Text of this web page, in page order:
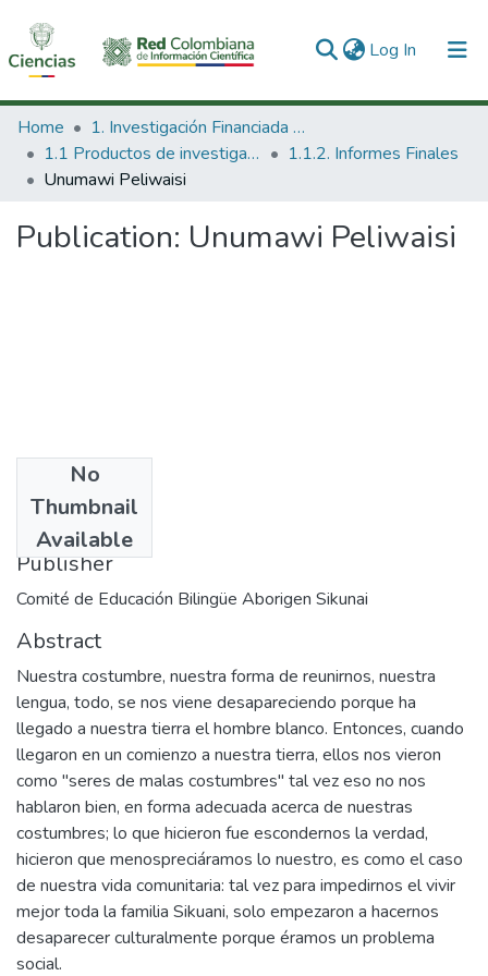
Log In (current)
Communities & Collections
All of DSpace
Home
1. Investigación Financiada con Recursos Públicos
1.1 Productos de investigación
1.1.2. Informes Finales
Unumawi Peliwaisi
Publication: Unumawi Peliwaisi
No
Thumbnail
Available
1989
Publisher
Comité de Educación Bilingüe Aborigen Sikunai
Abstract
Nuestra costumbre, nuestra forma de reunirnos, nuestra
lengua, todo, se nos viene desapareciendo porque ha
llegado a nuestra tierra el hombre blanco. Entonces, cuando
llegaron en un comienzo a nuestra tierra, ellos nos vieron
como "seres de malas costumbres" tal vez eso no nos
hablaron bien, en forma adecuada acerca de nuestras
costumbres; lo que hicieron fue escondernos la verdad,
hicieron que menospreciáramos lo nuestro, es como el caso
de nuestra vida comunitaria: tal vez para impedirnos el vivir
mejor toda la familia Sikuani, solo empezaron a hacernos
desaparecer culturalmente porque éramos un problema
social.